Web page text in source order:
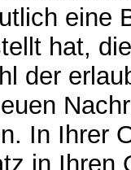
eine
hat,
der
In Ihrer
in Ihren